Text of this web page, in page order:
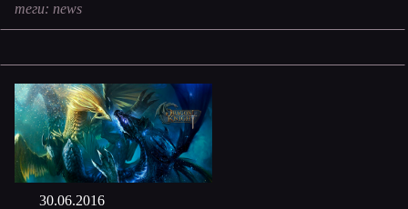
теги: news
30.06.2016